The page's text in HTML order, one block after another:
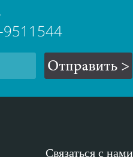
9511544
Связаться с нами